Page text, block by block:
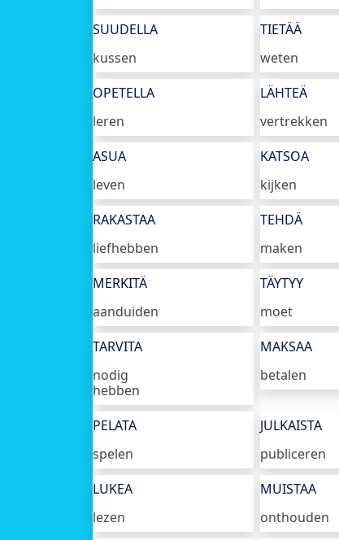
SUUDELLA
kussen
TIETÄÄ
weten
OPETELLA
leren
LÄHTEÄ
vertrekken
ASUA
leven
KATSOA
kijken
RAKASTAA
liefhebben
TEHDÄ
maken
MERKITÄ
aanduiden
TÄYTYY
moet
TARVITA
nodig
hebben
MAKSAA
betalen
PELATA
spelen
JULKAISTA
publiceren
LUKEA
lezen
MUISTAA
onthouden